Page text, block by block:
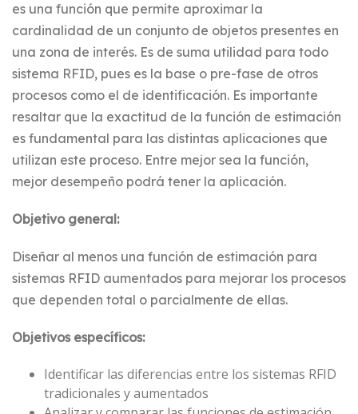
es una función que permite aproximar la
cardinalidad de un conjunto de objetos presentes en
una zona de interés. Es de suma utilidad para todo
sistema RFID, pues es la base o pre-fase de otros
procesos como el de identificación. Es importante
resaltar que la exactitud de la función de estimación
es fundamental para las distintas aplicaciones que
utilizan este proceso. Entre mejor sea la función,
mejor desempeño podrá tener la aplicación.
Objetivo general:
Diseñar al menos una función de estimación para
sistemas RFID aumentados para mejorar los procesos
que dependen total o parcialmente de ellas.
Objetivos específicos:
Identificar las diferencias entre los sistemas RFID
tradicionales y aumentados